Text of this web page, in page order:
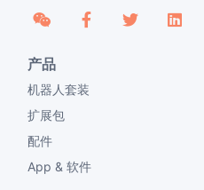
产品
机器人套装
扩展包
配件
App & 软件